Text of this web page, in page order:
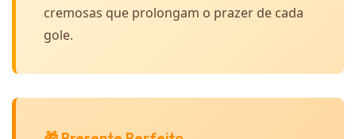
cremosas que prolongam o prazer de cada
gole.